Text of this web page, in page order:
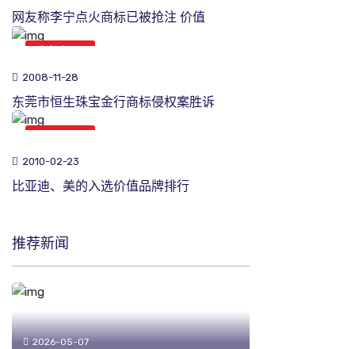
网友称李宁点火商标已被抢注 价值
2008-11-28
东莞市恒生珠宝金行商标侵权案胜诉
2010-02-23
比亚迪、美的入选价值品牌排行
推荐新闻
2026-05-07